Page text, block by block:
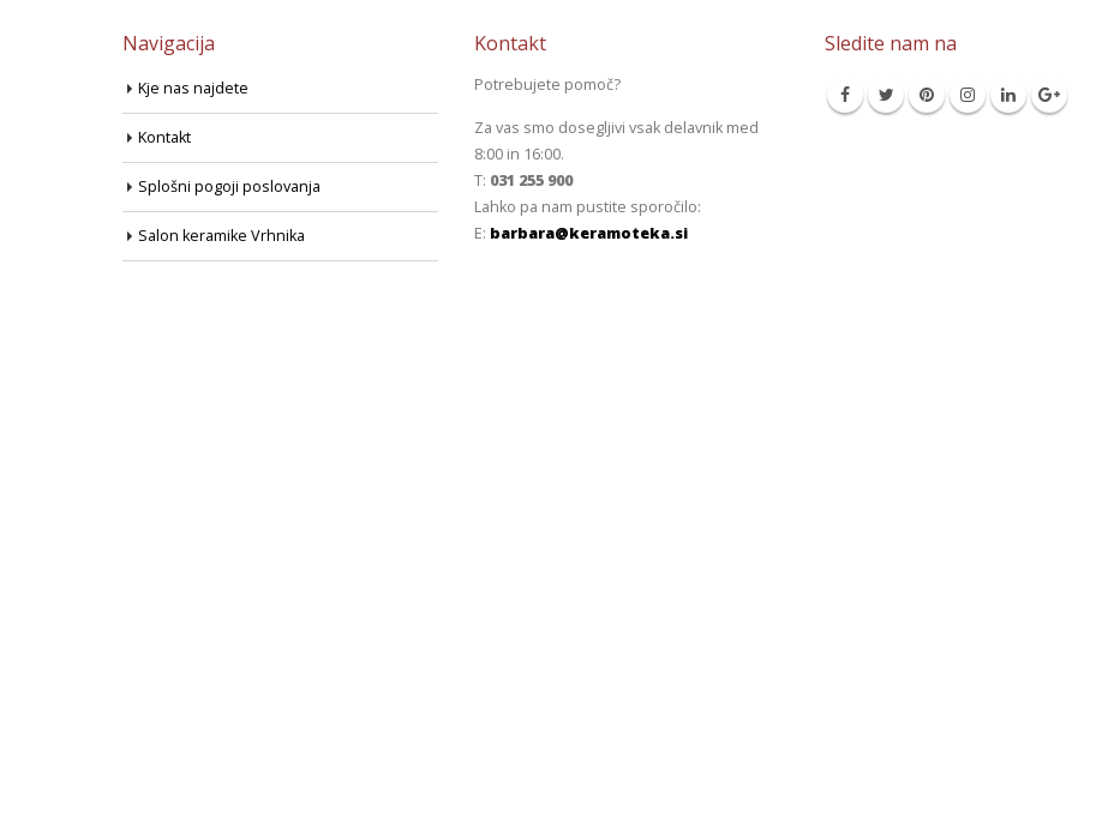
Navigacija
Kje nas najdete
Kontakt
Splošni pogoji poslovanja
Salon keramike Vrhnika
Kontakt
Potrebujete pomoč?
Za vas smo dosegljivi vsak delavnik med
8:00 in 16:00.
T: 031 255 900
Lahko pa nam pustite sporočilo:
E: barbara@keramoteka.si
Sledite nam na